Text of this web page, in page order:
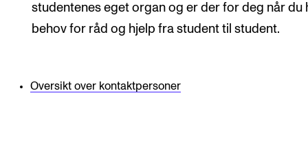
Semesterregistrering
Læringsressurser
studentenes eget organ og er der for deg når du
behov for råd og hjelp fra student til student.
Oversikt over kontaktpersoner